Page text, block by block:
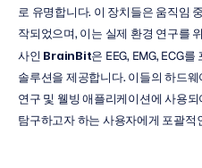
로 유명합니다. 이 장치들은 움직임
작되었으며, 이는 실제 환경 연구를
사인 BrainBit은 EEG, EMG, ECG
솔루션을 제공합니다. 이들의 하드
연구 및 웰빙 애플리케이션에 사용
탐구하고자 하는 사용자에게 포괄적